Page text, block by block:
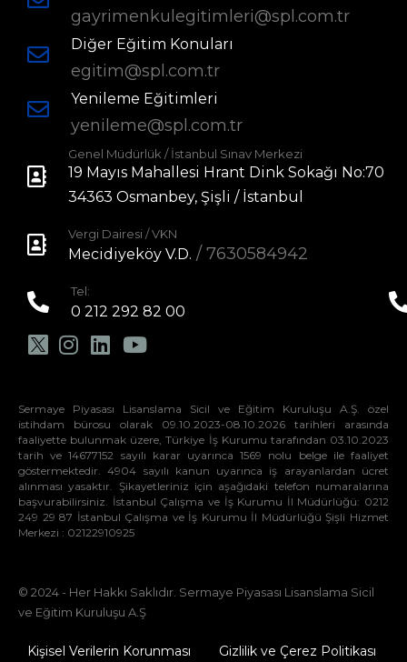
gayrimenkulegitimleri@spl.com.tr
Diğer Eğitim Konuları
egitim@spl.com.tr
Yenileme Eğitimleri
yenileme@spl.com.tr
Genel Müdürlük / İstanbul Sınav Merkezi
19 Mayıs Mahallesi Hrant Dink Sokağı No:70
34363 Osmanbey, Şişli / İstanbul
Vergi Dairesi / VKN
Mecidiyeköy V.D. / 7630584942
Tel:
0 212 292 82 00
Sermaye Piyasası Lisanslama Sicil ve Eğitim Kuruluşu A.Ş. özel
istihdam bürosu olarak 09.10.2023-08.10.2026 tarihleri arasında
faaliyette bulunmak üzere, Türkiye İş Kurumu tarafından 03.10.2023
tarih ve 14677152 sayılı karar uyarınca 1569 nolu belge ile faaliyet
göstermektedir. 4904 sayılı kanun uyarınca iş arayanlardan ücret
alınması yasaktır. Şikayetleriniz için aşağıdaki telefon numaralarına
başvurabilirsiniz. İstanbul Çalışma ve İş Kurumu İl Müdürlüğü: 0212
249 29 87 İstanbul Çalışma ve İş Kurumu İl Müdürlüğü Şişli Hizmet
Merkezi : 02122910925
© 2024 - Her Hakkı Saklıdır. Sermaye Piyasası Lisanslama Sicil
ve Eğitim Kuruluşu A.Ş
Kişisel Verilerin Korunması Gizlilik ve Çerez Politikası